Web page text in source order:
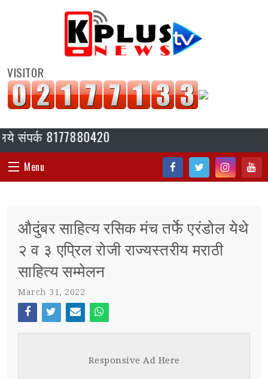
VISITOR
8177880420
Menu
ok
am
संपादकीय
जॉब/ नोकरी
स्पर्धा परीक्षा
POST WITH LEFT SIDEBAR
POST WITHOUT SIDEBAR
औदुंबर साहित्य रसिक मंच तर्फे एरंडोल येथे
२ व ३ एप्रिल रोजी राज्यस्तरीय मराठी
साहित्य सम्मेलन
March 31, 2022
Face
Twi
Ema
Wh
Responsive Ad Here